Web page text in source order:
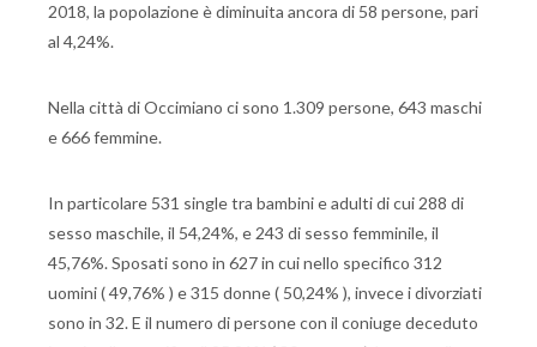
2018, la popolazione è diminuita ancora di 58 persone, pari
al 4,24%.
Nella città di Occimiano ci sono 1.309 persone, 643 maschi
e 666 femmine.
In particolare 531 single tra bambini e adulti di cui 288 di
sesso maschile, il 54,24%, e 243 di sesso femminile, il
45,76%. Sposati sono in 627 in cui nello specifico 312
uomini ( 49,76% ) e 315 donne ( 50,24% ), invece i divorziati
sono in 32. E il numero di persone con il coniuge deceduto